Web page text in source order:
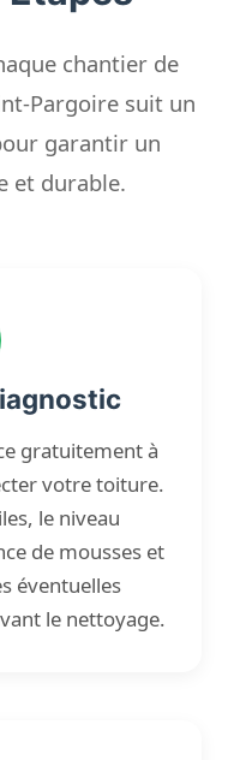
chantier de
Pargoire suit un
garantir un
et durable.
gratuitement à
votre toiture.
le niveau
de mousses et
éventuelles
le nettoyage.